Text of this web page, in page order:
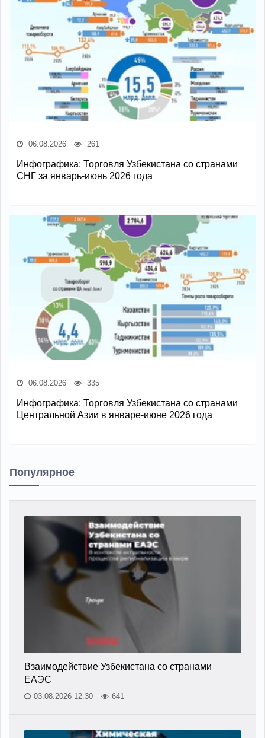
06.08.2026 261
Инфографика: Торговля Узбекистана со странами
СНГ за январь-июнь 2026 года
06.08.2026 335
Инфографика: Торговля Узбекистана со странами
Центральной Азии в январе-июне 2026 года
Популярное
Взаимодействие Узбекистана со странами
ЕАЭС
03.08.2026 12:30 641